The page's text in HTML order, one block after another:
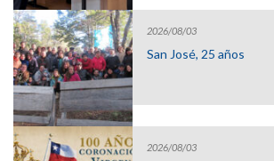
2026/08/03
San José, 25 años
2026/08/03